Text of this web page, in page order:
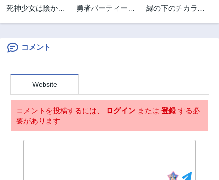
死神少女は陰から
けど、こっそり原
作キャラを観察し
勇者パーティーに
た。 (Novel)
縁の下のチカラモ
コメント
Website
コメントを投稿するには、 ログイン または 登録する必
要があります